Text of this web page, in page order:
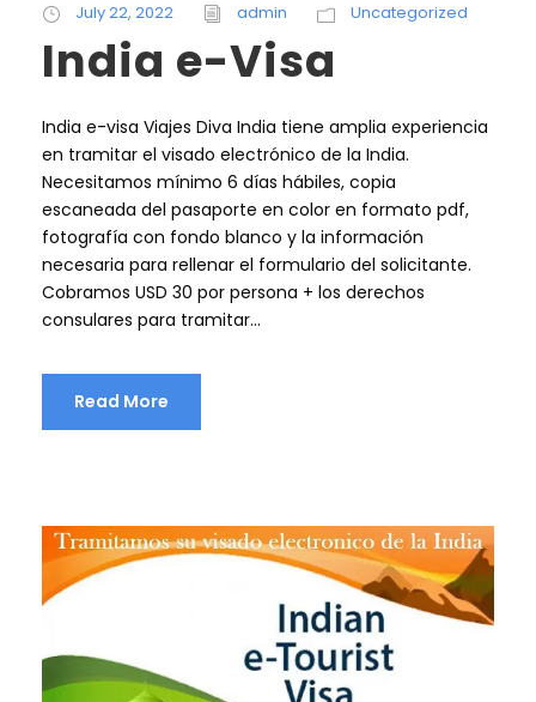
July 22, 2022 admin Uncategorized
India e-Visa
India e-visa Viajes Diva India tiene amplia experiencia
en tramitar el visado electrónico de la India.
Necesitamos mínimo 6 días hábiles, copia
escaneada del pasaporte en color en formato pdf,
fotografía con fondo blanco y la información
necesaria para rellenar el formulario del solicitante.
Cobramos USD 30 por persona + los derechos
consulares para tramitar...
Read More